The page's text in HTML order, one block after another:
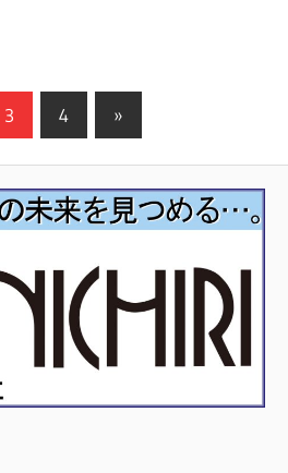
3 4
次
の
事
»